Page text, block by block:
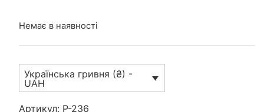
Немає в наявності
Українська гривня (₴) -
UAH
Артикул: P-236